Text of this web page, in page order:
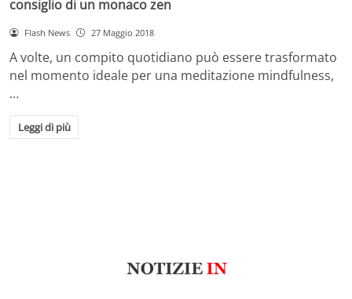
consiglio di un monaco zen
Flash News 27 Maggio 2018
A volte, un compito quotidiano può essere trasformato
nel momento ideale per una meditazione mindfulness,
…
Leggi di più